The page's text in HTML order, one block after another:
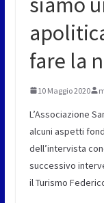
fare la
10 Maggio 2020
L’Associazione
alcuni aspetti
dell’intervista
successivo
il Turismo